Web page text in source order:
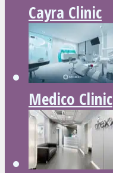
Cayra Clinic
Medico Clinic